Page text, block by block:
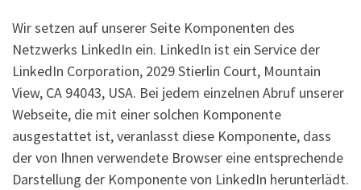
Wir setzen auf unserer Seite Komponenten des
Netzwerks LinkedIn ein. LinkedIn ist ein Service der
LinkedIn Corporation, 2029 Stierlin Court, Mountain
View, CA 94043, USA. Bei jedem einzelnen Abruf unserer
Webseite, die mit einer solchen Komponente
ausgestattet ist, veranlasst diese Komponente, dass
der von Ihnen verwendete Browser eine entsprechende
Darstellung der Komponente von LinkedIn herunterlädt.